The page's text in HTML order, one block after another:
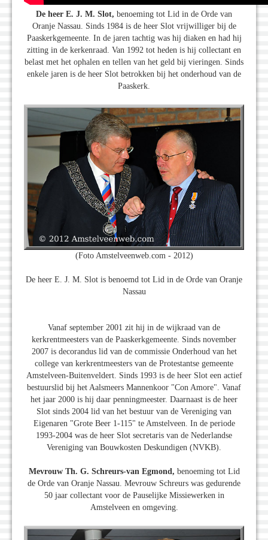
De heer E. J. M. Slot, benoeming tot Lid in de Orde van
Oranje Nassau. Sinds 1984 is de heer Slot vrijwilliger bij de
Paaskerkgemeente. In de jaren tachtig was hij diaken en had hij
zitting in de kerkenraad. Van 1992 tot heden is hij collectant en
belast met het ophalen en tellen van het geld bij vieringen. Sinds
enkele jaren is de heer Slot betrokken bij het onderhoud van de
Paaskerk.
(Foto Amstelveenweb.com - 2012)
De heer E. J. M. Slot is benoemd tot Lid in de Orde van Oranje
Nassau
Vanaf september 2001 zit hij in de wijkraad van de
kerkrentmeesters van de Paaskerkgemeente. Sinds november
2007 is decorandus lid van de commissie Onderhoud van het
college van kerkrentmeesters van de Protestantse gemeente
Amstelveen-Buitenveldert. Sinds 1993 is de heer Slot een actief
bestuurslid bij het Aalsmeers Mannenkoor "Con Amore". Vanaf
het jaar 2000 is hij daar penningmeester. Daarnaast is de heer
Slot sinds 2004 lid van het bestuur van de Vereniging van
Eigenaren "Grote Beer 1-115" te Amstelveen. In de periode
1993-2004 was de heer Slot secretaris van de Nederlandse
Vereniging van Bouwkosten Deskundigen (NVKB).
Mevrouw Th. G. Schreurs-van Egmond, benoeming tot Lid
de Orde van Oranje Nassau. Mevrouw Schreurs was gedurende
50 jaar collectant voor de Pauselijke Missiewerken in
Amstelveen en omgeving.